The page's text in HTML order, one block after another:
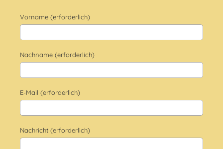
Vorname (erforderlich)
Nachname (erforderlich)
E-Mail (erforderlich)
Nachricht (erforderlich)